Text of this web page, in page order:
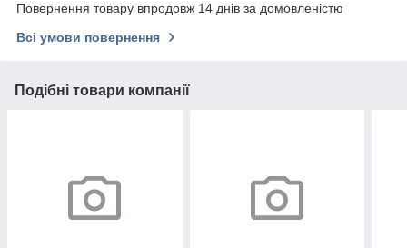
Повернення товару впродовж 14 днів за домовленістю
Всі умови повернення
Подібні товари компанії